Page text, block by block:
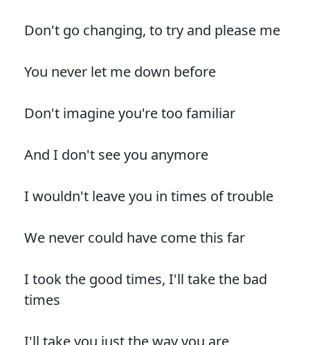
Don't go changing, to try and please me
You never let me down before
Don't imagine you're too familiar
And I don't see you anymore
I wouldn't leave you in times of trouble
We never could have come this far
I took the good times, I'll take the bad
times